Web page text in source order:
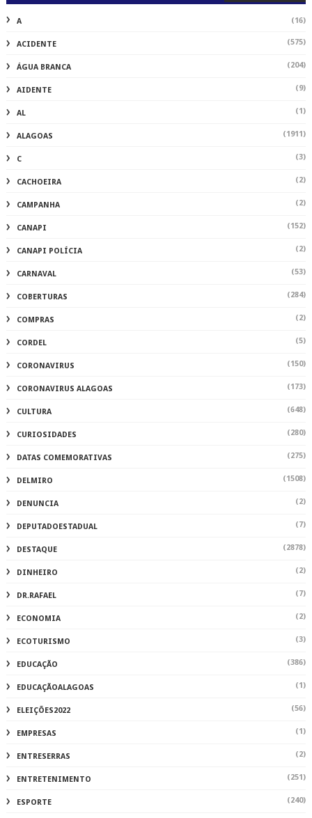
A (16)
ACIDENTE (575)
ÁGUA BRANCA (204)
AIDENTE (9)
AL (1)
ALAGOAS (1911)
C (3)
CACHOEIRA (2)
CAMPANHA (2)
CANAPI (152)
CANAPI POLÍCIA (2)
CARNAVAL (53)
COBERTURAS (284)
COMPRAS (2)
CORDEL (5)
CORONAVIRUS (150)
CORONAVIRUS ALAGOAS (173)
CULTURA (648)
CURIOSIDADES (280)
DATAS COMEMORATIVAS (275)
DELMIRO (1508)
DENUNCIA (2)
DEPUTADOESTADUAL (7)
DESTAQUE (2878)
DINHEIRO (2)
DR.RAFAEL (7)
ECONOMIA (2)
ECOTURISMO (3)
EDUCAÇÃO (386)
EDUCAÇÃOALAGOAS (1)
ELEIÇÕES2022 (56)
EMPRESAS (1)
ENTRESERRAS (2)
ENTRETENIMENTO (251)
ESPORTE (240)